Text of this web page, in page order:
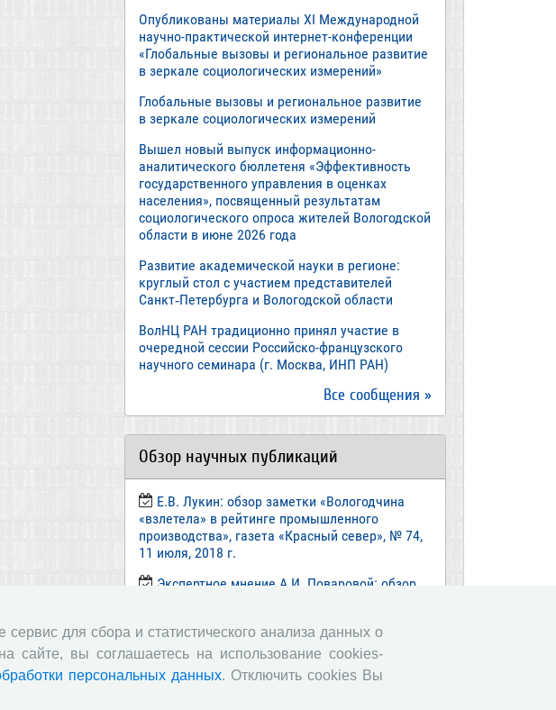
Опубликованы материалы XI Международной
научно-практической интернет-конференции
«Глобальные вызовы и региональное развитие
в зеркале социологических измерений»
Глобальные вызовы и региональное развитие
в зеркале социологических измерений
Вышел новый выпуск информационно-
аналитического бюллетеня «Эффективность
государственного управления в оценках
населения», посвященный результатам
социологического опроса жителей Вологодской
области в июне 2026 года
Развитие академической науки в регионе:
круглый стол с участием представителей
Санкт‑Петербурга и Вологодской области
ВолНЦ РАН традиционно принял участие в
очередной сессии Российско-французского
научного семинара (г. Москва, ИНП РАН)
Все сообщения »
Обзор научных публикаций
Е.В. Лукин: обзор заметки «Вологодчина
«взлетела» в рейтинге промышленного
производства», газета «Красный север», № 74,
11 июля, 2018 г.
Экспертное мнение А.И. Поваровой: обзор
В.Н. Барсуков: обзор статьи «Повышение
пенсионного возраста: позитивные эффекты и
вероятные риски», журнал «Экономическая
сервис для сбора и статистического анализа данных о
сайте, вы соглашаетесь на использование cookies-
персональных данных. Отключить cookies Вы